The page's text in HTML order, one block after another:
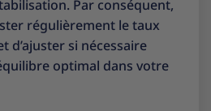
Par conséquent,
régulièrement le taux
d’ajuster si nécessaire
optimal dans votre